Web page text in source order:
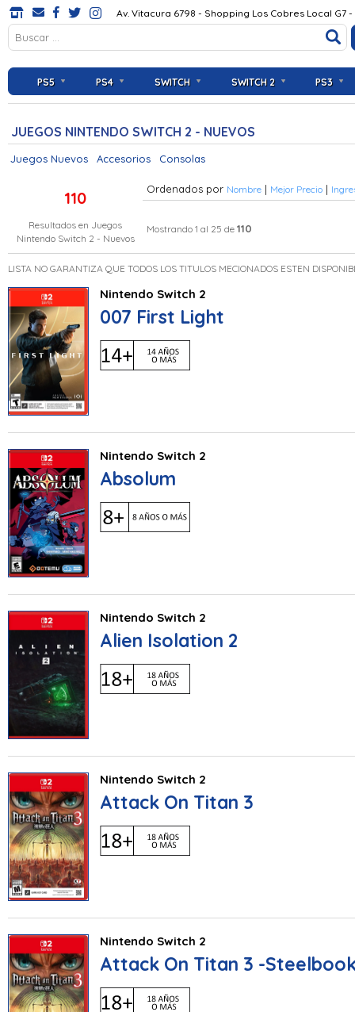
Av. Vitacura 6798 - Shopping Los Cobres Local G7
PS5 PS4 SWITCH SWITCH 2 PS3
JUEGOS NINTENDO SWITCH 2 - NUEVOS
Juegos Nuevos Accesorios Consolas
110
Resultados en Juegos
Nintendo Switch 2 - Nuevos
Ordenados por Nombre | Mejor Precio |
Mostrando 1 al 25 de 110
LISTA NO GARANTIZA QUE TODOS LOS TITULOS MECIONADOS ESTEN
Nintendo Switch 2
007 First Light
Nintendo Switch 2
Absolum
Nintendo Switch 2
Alien Isolation 2
Nintendo Switch 2
Attack On Titan 3
Nintendo Switch 2
Attack On Titan 3 -